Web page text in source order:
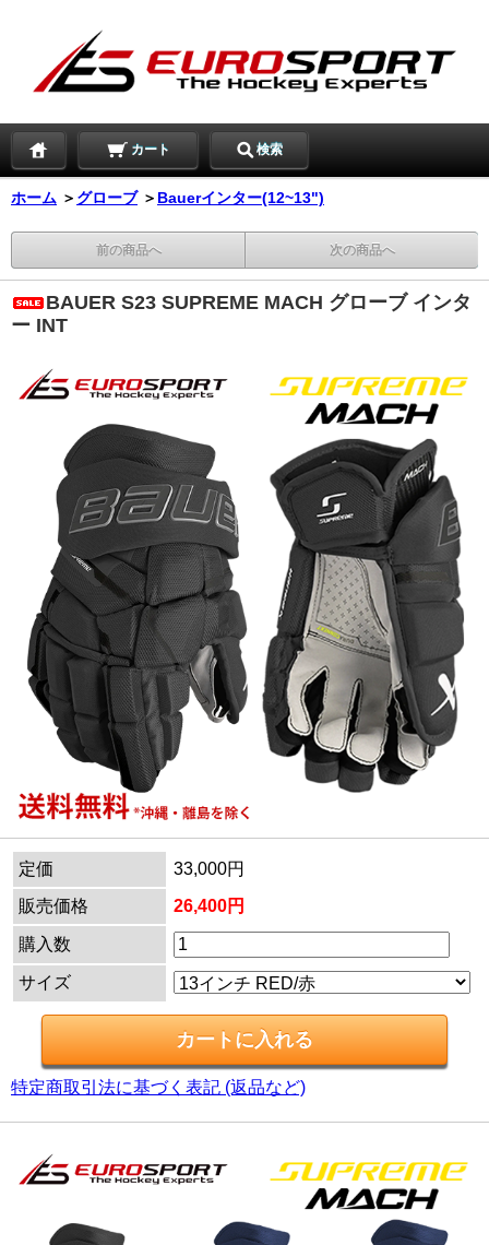
カート 検索
ホーム ＞ グローブ ＞ Bauerインター(12~13")
前の商品へ 次の商品へ
BAUER S23 SUPREME MACH グローブ インタ
ー INT
定価
33,000円
販売価格
26,400円
購入数
サイズ
特定商取引法に基づく表記 (返品など)